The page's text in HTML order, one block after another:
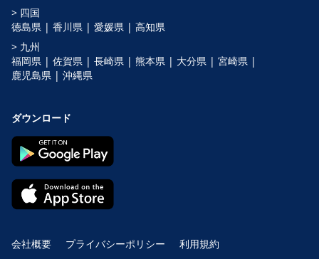
> 四国
徳島県 | 香川県 | 愛媛県 | 高知県
> 九州
福岡県 | 佐賀県 | 長崎県 | 熊本県 | 大分県 | 宮崎県 |
鹿児島県 | 沖縄県
ダウンロード
会社概要 プライバシーポリシー 利用規約